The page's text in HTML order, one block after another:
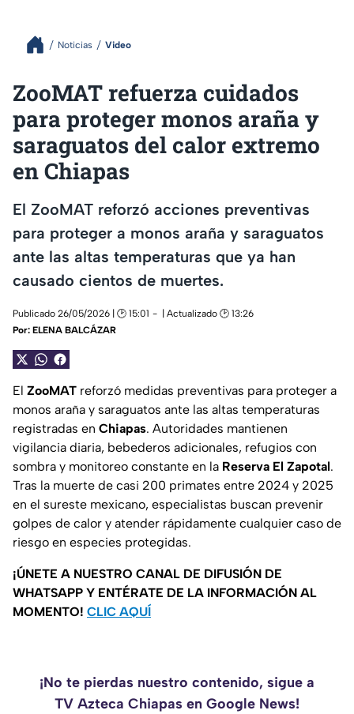
Noticias Video
ZooMAT refuerza cuidados
para proteger monos araña y
saraguatos del calor extremo
en Chiapas
El ZooMAT reforzó acciones preventivas
para proteger a monos araña y saraguatos
ante las altas temperaturas que ya han
causado cientos de muertes.
Publicado 26/05/2026 | 🕑 15:01
| Actualizado 🕑 13:26
Por: ELENA BALCÁZAR
El ZooMAT reforzó medidas preventivas para proteger a
monos araña y saraguatos ante las altas temperaturas
registradas en Chiapas. Autoridades mantienen
vigilancia diaria, bebederos adicionales, refugios con
sombra y monitoreo constante en la Reserva El Zapotal.
Tras la muerte de casi 200 primates entre 2024 y 2025
en el sureste mexicano, especialistas buscan prevenir
golpes de calor y atender rápidamente cualquier caso de
riesgo en especies protegidas.
¡ÚNETE A NUESTRO CANAL DE DIFUSIÓN DE
WHATSAPP Y ENTÉRATE DE LA INFORMACIÓN AL
MOMENTO! CLIC AQUÍ
¡No te pierdas nuestro contenido, sigue a
TV Azteca Chiapas en Google News!